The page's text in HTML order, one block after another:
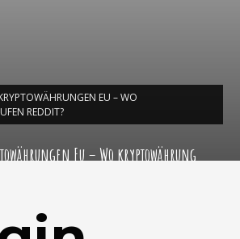
EU – WO
REDDIT?
Eu – Wo kryptowährung